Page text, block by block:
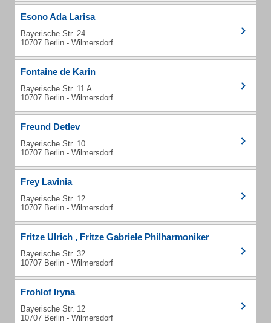
Esono Ada Larisa
Bayerische Str. 24
10707 Berlin - Wilmersdorf
Fontaine de Karin
Bayerische Str. 11 A
10707 Berlin - Wilmersdorf
Freund Detlev
Bayerische Str. 10
10707 Berlin - Wilmersdorf
Frey Lavinia
Bayerische Str. 12
10707 Berlin - Wilmersdorf
Fritze Ulrich , Fritze Gabriele Philharmoniker
Bayerische Str. 32
10707 Berlin - Wilmersdorf
Frohlof Iryna
Bayerische Str. 12
10707 Berlin - Wilmersdorf